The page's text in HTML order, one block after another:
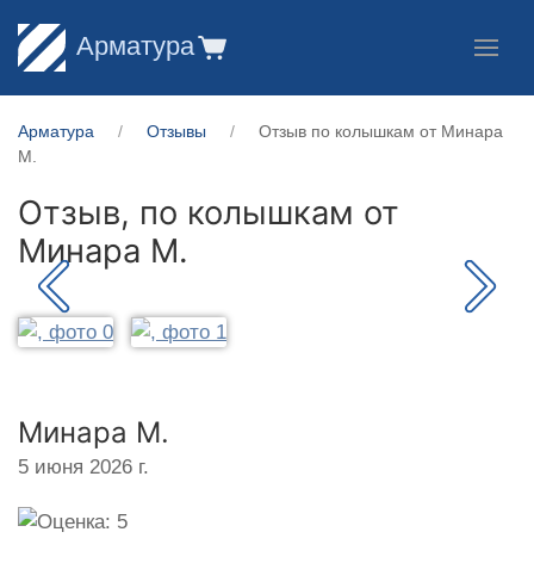
Арматура
Арматура Отзывы
Отзыв по колышкам от Минара
М.
Отзыв, по колышкам от
Минара М.
Минара М.
5 июня 2026 г.